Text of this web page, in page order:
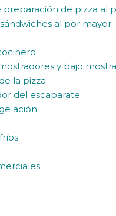
preparación de pizza al
al por mayor
y bajo
la pizza
del escaparate